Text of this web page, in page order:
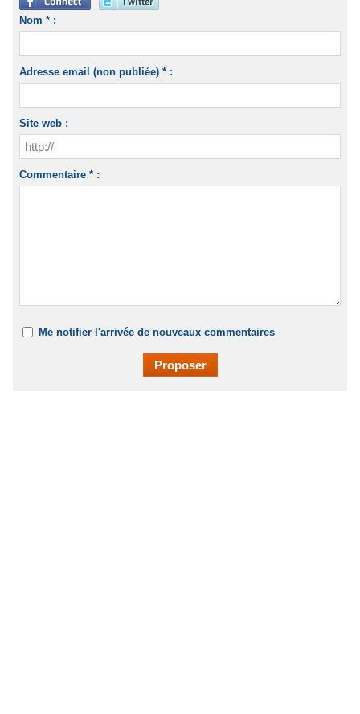
Nom * :
Adresse email (non publiée) * :
Site web :
Commentaire * :
Me notifier l'arrivée de nouveaux commentaires